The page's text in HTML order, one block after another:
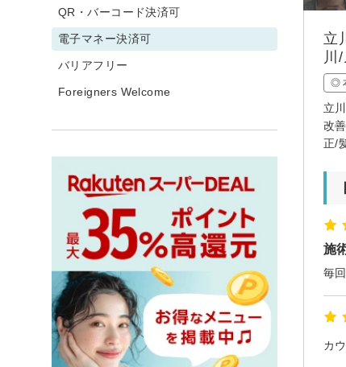
立
川
◎
立
改
正/
施
カ
QR・バーコード決済可
電子マネー決済可
バリアフリー
Foreigners Welcome